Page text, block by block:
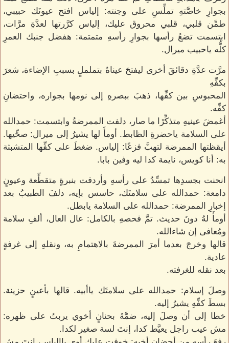
بجوارِ خاصَّتهِ تملِّسِ على وجنته: إلياس افتح عيونَك حبيبي،
طمِّن قلبي، قلبي محروق عليك، إلياس كرَّرتها لعدَّةِ مرَّات،
ابتسمت تضعُ رأسها بجوارِ رأسهِ متمتمة: هفضل جنبك العمرِ
كلُّه ياحبيب ميرال.
مرَّت عدَّةِ دقائقَ أخرى ليفتحَ عيناهُ بتململٍ بسببِ الإضاءة، شعرَ
بكفِّهِ
المحبوسِ بين كفِّها، ذهبَ ببصرهِ إلى نومها بجواره، واحتضانِ
كفِّه.
أغمضَ عينيهِ متذكِّرًا ما صار، دلفت الممرضةُ وابتسمت: حمدالله
على السلامة ياحضرةِ الظابط. أومأَ لها يشيرُ إلى ميرال: صحِّيها.
أيقظتها الممرضة لتهبَّ فزعًا: إلياس. ضغطَ على كفِّها المتشبثة
به: أنا كويس، نايمة كدا ليه وفين بابا.
انحنت بجسدِها تمسِّدُ على رأسهِ وأردفت بنبرةٍ متقطِّعة وعيونٍ
دامعة: حمدالله على سلامتَك، حاسس بإيه، دلفَ الطبيبُ بعد
إخبارِ الممرضة: حمدالله على السلامة يابطل.
أومأَ لهُ دونَ حديث. تمَّ فحصهِ بالكامل: عال العال، ألفِ سلامة
ومُعافى إن شاءالله.
قالها وخرجَ بعدما أمرَ الممرضةَ بالاهتمامِ به، ونقلهِ إلى غرفةٍ
عادية.
بعد نقله للغرفته.
وصلَ إسلام: حمدالله على سلامتَك ياأبيه. قالها بأعينٍ حزينة.
بسطَ كفِّهِ يشيرُ إليه.
خطا إلى أن وصلَ إليه، ضمَّهُ بحنانٍ أخوي يربتُ على ظهره:
مش عيب راجل يعيَّط كدا، إنتَ لسة صغير لكدا.